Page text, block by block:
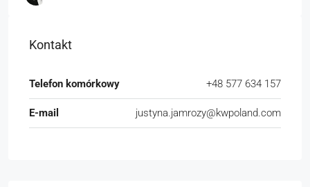
Kontakt
Telefon komórkowy +48 577 634 157
E-mail justyna.jamrozy@kwpoland.com